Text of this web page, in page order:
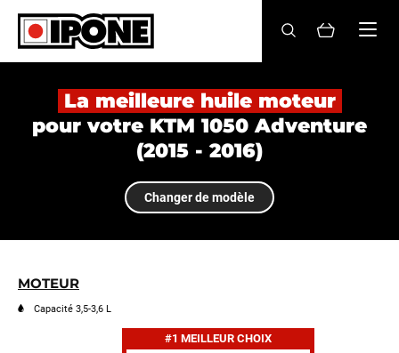
Ipone
HUILES MOTEUR
ENTRETIEN
MAINTENANCE
Revendeurs
La meilleure huile moteur
pour votre KTM 1050 Adventure
(2015 - 2016)
Changer de modèle
MOTEUR
Capacité 3,5-3,6 L
#1 MEILLEUR CHOIX